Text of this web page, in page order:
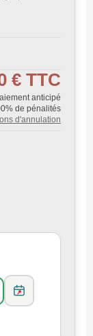
€ TTC
anticipé
de pénalités
d'annulation